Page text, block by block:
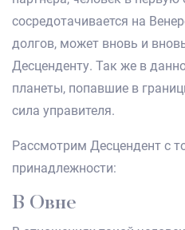
сосредотачивается на
долгов, может вновь и
Десценденту. Так же в
планеты, попавшие в
сила управителя.
Рассмотрим Десцендент с
принадлежности:
В Овне